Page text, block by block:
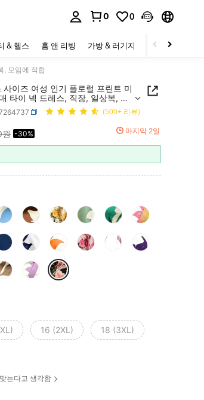
0 0
& 헬스 홈 앤 리빙 가방 & 러기지 스포츠 & 아웃
, 모임에 적합
사이즈 여성 인기 플로럴 프린트 미
타이 넥 드레스, 직장, 일상복, 모
(500+ 리뷰)
AVAILABILITY
원 -30% 마지막 2일
16 (2XL) 18 (3XL)
는다고 생각함